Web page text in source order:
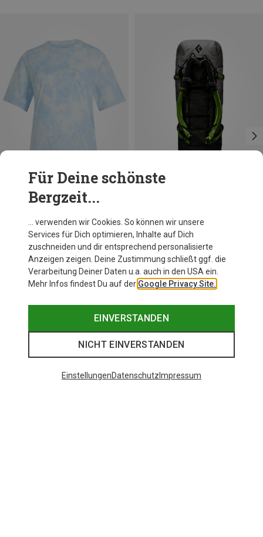
Du sparst 45%
Für Deine schönste
Bergzeit...
… verwenden wir Cookies. So können wir unsere
Services für Dich optimieren, Inhalte auf Dich
zuschneiden und dir entsprechend personalisierte
Anzeigen zeigen. Deine Zustimmung schließt ggf. die
Verarbeitung Deiner Daten u.a. auch in den USA ein.
Mehr Infos findest Du auf der Google Privacy Site.
EINVERSTANDEN
NICHT EINVERSTANDEN
EinstellungenDatenschutz Impressum